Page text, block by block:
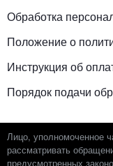
Обработка
Положение о
Инструкция об
Порядок подачи
Лицо, уполномоченное
рассматривать
предусмотренных